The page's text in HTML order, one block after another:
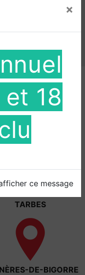
×
18
ce message
ces
AUCH
TARBES
DE-BIGORRE